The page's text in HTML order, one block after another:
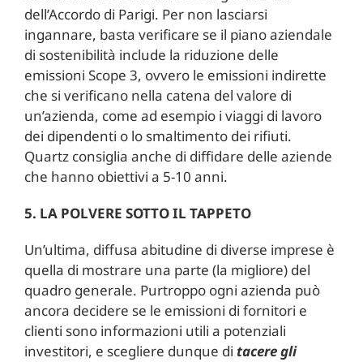
dell’Accordo di Parigi. Per non lasciarsi
ingannare, basta verificare se il piano aziendale
di sostenibilità include la riduzione delle
emissioni Scope 3, ovvero le emissioni indirette
che si verificano nella catena del valore di
un’azienda, come ad esempio i viaggi di lavoro
dei dipendenti o lo smaltimento dei rifiuti.
Quartz consiglia anche di diffidare delle aziende
che hanno obiettivi a 5-10 anni.
5. LA POLVERE SOTTO IL TAPPETO
Un’ultima, diffusa abitudine di diverse imprese è
quella di mostrare una parte (la migliore) del
quadro generale. Purtroppo ogni azienda può
ancora decidere se le emissioni di fornitori e
clienti sono informazioni utili a potenziali
investitori, e scegliere dunque di tacere gli